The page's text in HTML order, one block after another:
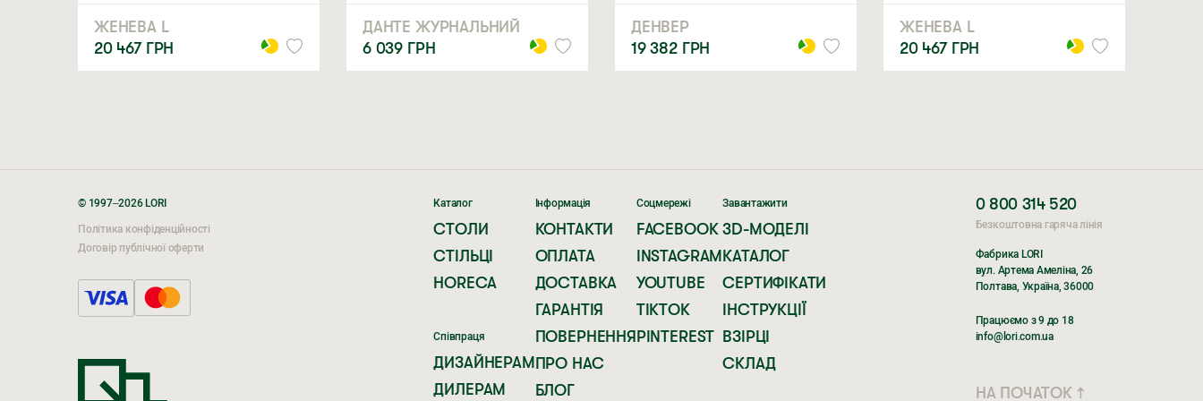
ЖЕНЕВА L
20 467 ГРН
ДАНТЕ ЖУРНАЛЬНИЙ
6 039 ГРН
ДЕНВЕР
19 382 ГРН
ЖЕНЕВА L
20 467 ГРН
© 1997–2026 LORI
Політика конфіденційності
Договір публічної оферти
Каталог
СТОЛИ
СТІЛЬЦІ
HORECA
Співпраця
ДИЗАЙНЕРАМ
ДИЛЕРАМ
Інформація
КОНТАКТИ
ОПЛАТА
ДОСТАВКА
ГАРАНТІЯ
ПОВЕРНЕННЯ
ПРО НАС
БЛОГ
Соцмережі
FACEBOOK
INSTAGRAM
YOUTUBE
TIKTOK
PINTEREST
Завантажити
3D-МОДЕЛІ
КАТАЛОГ
СЕРТИФІКАТИ
ІНСТРУКЦІЇ
ВЗІРЦІ
СКЛАД
0 800 314 520
Безкоштовна гаряча лінія
Фабрика LORI
вул. Артема Амеліна, 26
Полтава, Україна, 36000
Працюємо з 9 до 18
info@lori.com.ua
НА ПОЧАТОК ↑